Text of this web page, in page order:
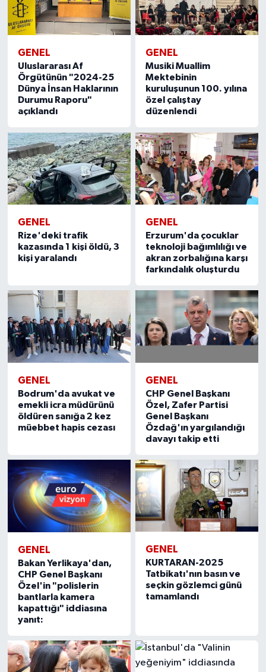
GENEL
Uluslararası Af
Örgütünün "2024-25
Dünya İnsan Haklarının
Durumu Raporu"
açıklandı
GENEL
Musiki Muallim
Mektebinin
kuruluşunun 100. yılına
özel çalıştay
düzenlendi
GENEL
Rize'deki trafik
kazasında 1 kişi öldü, 3
kişi yaralandı
GENEL
Erzurum'da çocuklar
teknoloji bağımlılığı ve
akran zorbalığına karşı
farkındalık oluşturdu
GENEL
Bodrum'da avukat ve
emekli icra müdürünü
öldüren sanığa 2 kez
müebbet hapis cezası
GENEL
CHP Genel Başkanı
Özel, Zafer Partisi
Genel Başkanı
Özdağ'ın yargılandığı
davayı takip etti
GENEL
Bakan Yerlikaya'dan,
CHP Genel Başkanı
Özel'in "polislerin
bantlarla kamera
kapattığı" iddiasına
yanıt:
GENEL
KURTARAN-2025
Tatbikatı'nın basın ve
seçkin gözlemci günü
tamamlandı